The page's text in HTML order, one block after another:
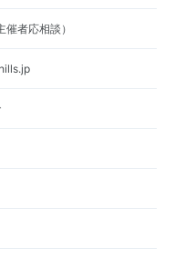
者応相談）